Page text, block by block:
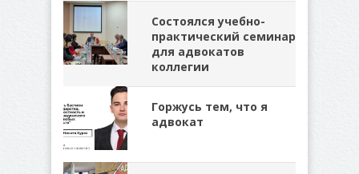
Состоялся учебно-
практический семинар
для адвокатов
коллегии
Горжусь тем, что я
адвокат